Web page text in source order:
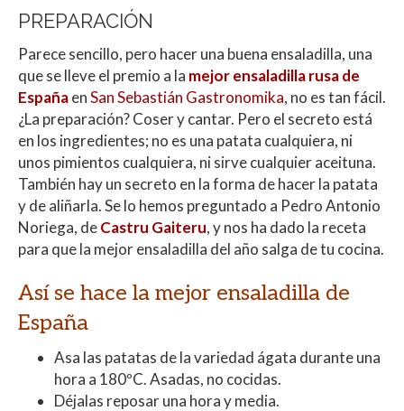
PREPARACIÓN
Parece sencillo, pero hacer una buena ensaladilla, una
que se lleve el premio a la mejor ensaladilla rusa de
EspañaenSan Sebastián Gastronomika, no es tan fácil.
¿La preparación? Coser y cantar. Pero el secreto está
en los ingredientes; no es una patata cualquiera, ni
unos pimientos cualquiera, ni sirve cualquier aceituna.
También hay un secreto en la forma de hacer la patata
y de aliñarla. Se lo hemos preguntado a Pedro Antonio
Noriega, deCastru Gaiteru, y nos ha dado la receta
para que la mejor ensaladilla del año salga de tu cocina.
Así se hace la mejor ensaladilla de
España
Asa las patatas de la variedad ágata durante una
hora a 180ºC. Asadas, no cocidas.
Déjalas reposar una hora y media.